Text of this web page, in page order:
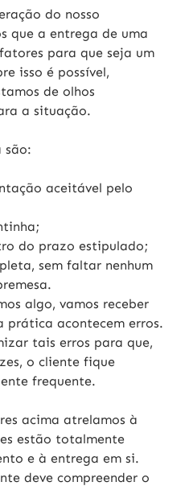
do nosso
que a entrega de uma
para que seja um
isso é possível,
de olhos
a situação.
são:
aceitável pelo
do prazo estipulado;
sem faltar nenhum
algo, vamos receber
prática acontecem erros.
tais erros para que,
o cliente fique
frequente.
acima atrelamos à
estão totalmente
e à entrega em si.
deve compreender o